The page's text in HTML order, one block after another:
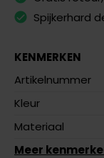
Spijkerhard
KENMERKEN
Artikelnummer
Kleur
Materiaal
Meer